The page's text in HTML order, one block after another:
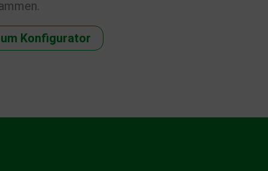
Konfigurator